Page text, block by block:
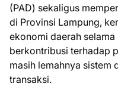
(PAD) sekaligus
di Provinsi Lampung,
ekonomi daerah
berkontribusi terhadap
masih lemahnya sistem
transaksi.